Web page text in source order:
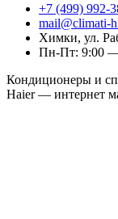
+7 (499) 992-
mail@climati-
Химки, ул.
Пн-Пт: 9:00
Кондиционеры и
Haier — интернет